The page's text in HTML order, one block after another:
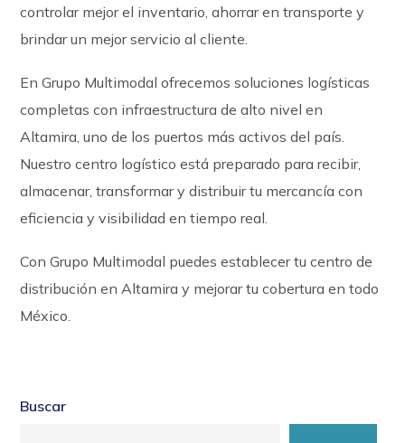
controlar mejor el inventario, ahorrar en transporte y
brindar un mejor servicio al cliente.
En Grupo Multimodal ofrecemos soluciones logísticas
completas con infraestructura de alto nivel en
Altamira, uno de los puertos más activos del país.
Nuestro centro logístico está preparado para recibir,
almacenar, transformar y distribuir tu mercancía con
eficiencia y visibilidad en tiempo real.
Con Grupo Multimodal puedes establecer tu centro de
distribución en Altamira y mejorar tu cobertura en todo
México.
Buscar